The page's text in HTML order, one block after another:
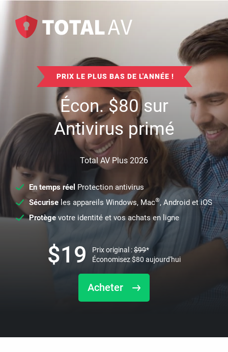
PRIX LE PLUS BAS DE L'ANNÉE !
Écon.$80sur
Antivirus primé
Total AV Plus 2026
En temps réel Protection antivirus
Sécuriseles appareils Windows, Mac®, Android et iOS
Protège votre identité et vos achats en ligne
Acheter
$19 Prix original :$99*
Économisez$80 aujourd'hui